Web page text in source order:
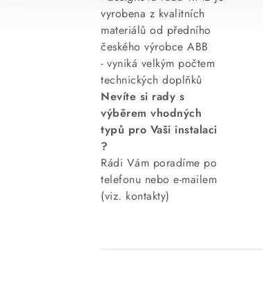
vyrobena z kvalitních
materiálů od předního
českého výrobce ABB
- vyniká velkým počtem
technických doplňků
Nevíte si rady s
výběrem vhodných
typů pro Vaši instalaci
?
Rádi Vám poradíme po
telefonu nebo e-mailem
(viz. kontakty)